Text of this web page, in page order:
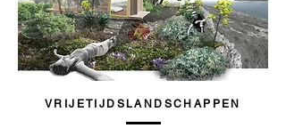
VRIJETIJDSLANDSCHAPPEN